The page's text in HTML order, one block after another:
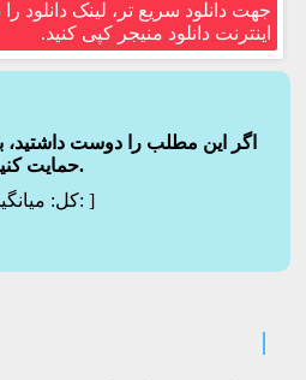
جهت دانلود سریع تر، لینک دانلود
اینترنت دانلود منیجر کپی کنید.
اگر این مطلب را دوست داشتید،
حمایت کنید.
[کل:میانگین: ]